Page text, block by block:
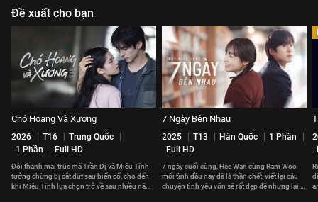
Đề xuất cho bạn
Chó Hoang Và Xương
2026 T16
Trung Quốc
1 Phần
Full HD
Đôi thanh mai trúc mã Trần Dị và Miêu Tĩnh
tưởng chừng bị cắt đứt sau biến cố, cho đến
khi Miêu Tĩnh lựa chọn trở về sau nhiều năm
7 Ngày Bên Nhau
2025 T13 Hàn Quốc
1 Phần
Full HD
7 ngày cuối cùng, Hee Wan cùng Ram Woo
mối tình đầu nay đã là thần chết, viết lại câu
chuyện tình yêu vốn sẽ rất đẹp đẽ nhưng lại bị